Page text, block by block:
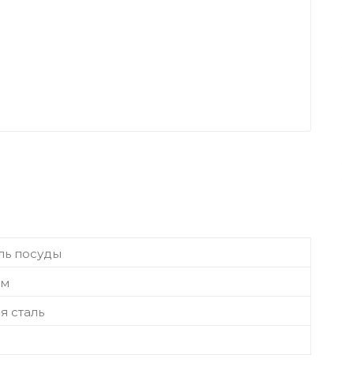
посуды
сталь